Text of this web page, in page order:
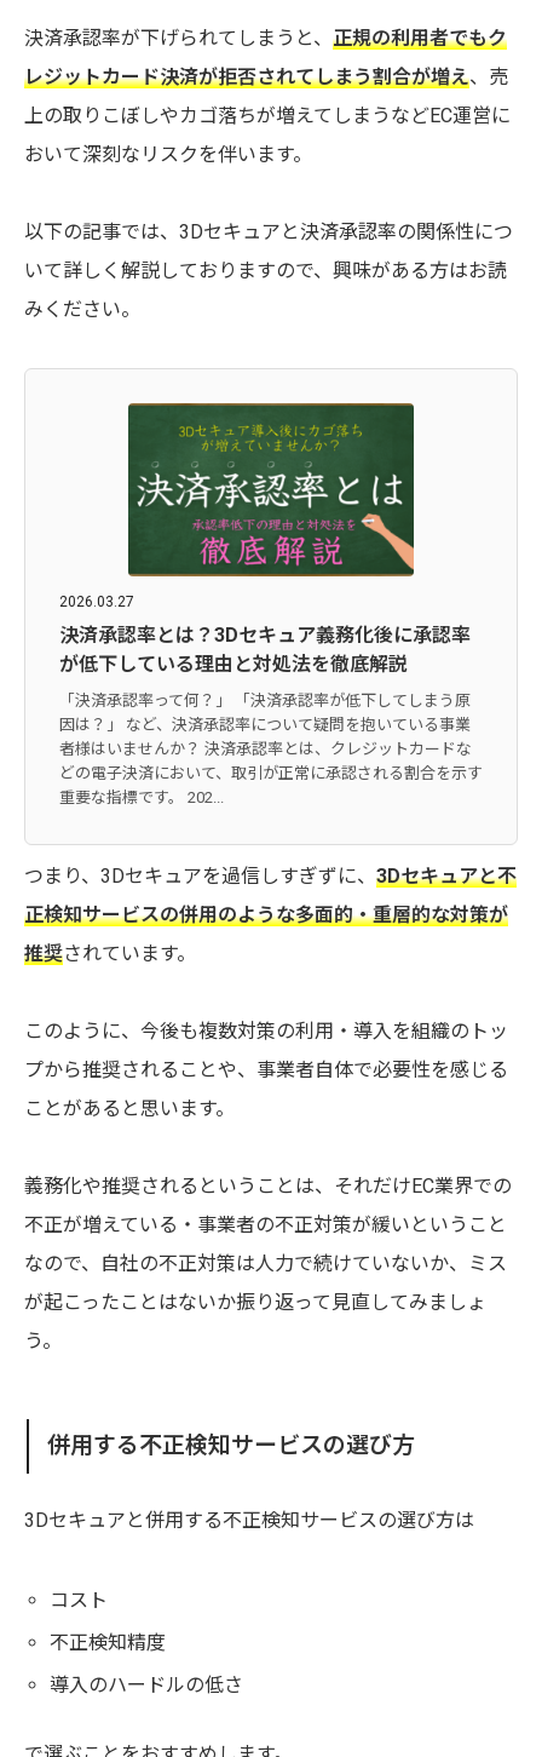
決済承認率が下げられてしまうと、 正規の利用者でもク
レジットカード決済が拒否されてしまう割合が増え、売
上の取りこぼしやカゴ落ちが増えてしまうなどEC運営に
おいて深刻なリスクを伴います。
以下の記事では、3Dセキュアと決済承認率の関係性につ
いて詳しく解説しておりますので、興味がある方はお読
みください。
2026.03.27
決済承認率とは？3Dセキュア義務化後に承認率
が低下している理由と対処法を徹底解説
「決済承認率って何？」 「決済承認率が低下してしまう原
因は？」 など、決済承認率について疑問を抱いている事業
者様はいませんか？ 決済承認率とは、クレジットカードな
どの電子決済において、取引が正常に承認される割合を示す
重要な指標です。 202...
つまり、3Dセキュアを過信しすぎずに、 3Dセキュアと不
正検知サービスの併用のような多面的・重層的な対策が
推奨されています。
このように、今後も複数対策の利用・導入を組織のトッ
プから推奨されることや、事業者自体で必要性を感じる
ことがあると思います。
義務化や推奨されるということは、それだけEC業界での
不正が増えている・事業者の不正対策が緩いということ
なので、自社の不正対策は人力で続けていないか、ミス
が起こったことはないか振り返って見直してみましょ
う。
併用する不正検知サービスの選び方
3Dセキュアと併用する不正検知サービスの選び方は
コスト
不正検知精度
導入のハードルの低さ